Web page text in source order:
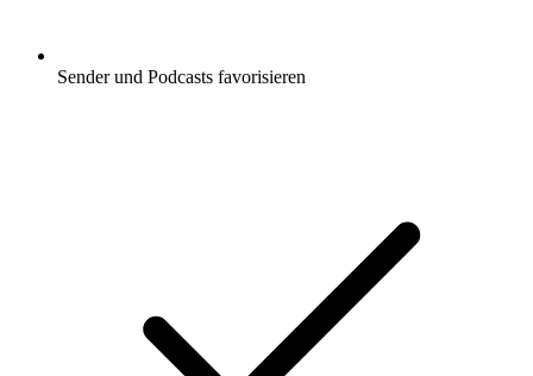
Sender und Podcasts favorisieren